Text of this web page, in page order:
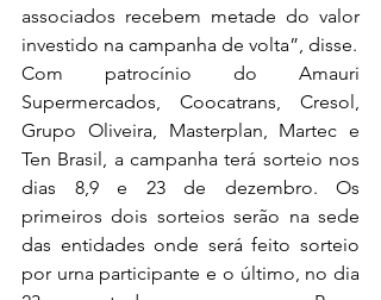
associados recebem metade do valor
Com patrocínio do Amauri
Supermercados, Coocatrans, Cresol,
Grupo Oliveira, Masterplan, Martec e
Ten Brasil, a campanha terá sorteio nos
dias 8,9 e 23 de dezembro. Os
primeiros dois sorteios serão na sede
das entidades onde será feito sorteio
por urna participante e o último, no dia